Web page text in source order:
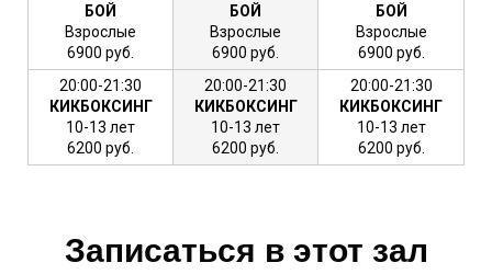
БОЙ
Взрослые
6900 руб.
БОЙ
Взрослые
6900 руб.
БОЙ
Взрослые
6900 руб.
20:00-21:30
КИКБОКСИНГ
10-13 лет
6200 руб.
20:00-21:30
КИКБОКСИНГ
10-13 лет
6200 руб.
20:00-21:30
КИКБОКСИНГ
10-13 лет
6200 руб.
Записаться в этот зал